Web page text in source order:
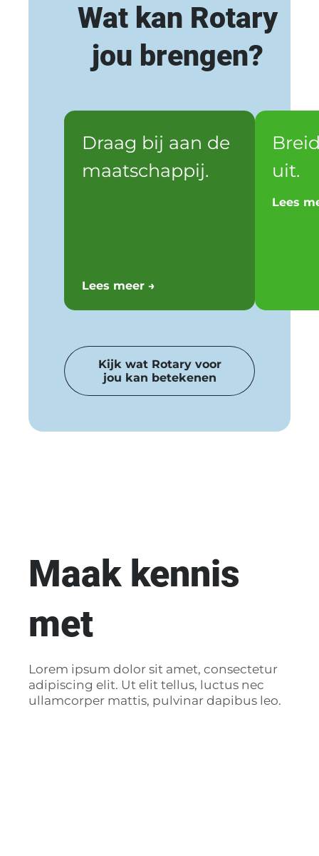
Wat kan Rotary
jou brengen?
Draag bij aan de
maatschappij.
Lees meer →
uit.
Lees
Kijk wat Rotary voor
jou kan betekenen
Maak kennis
met
Lorem ipsum dolor sit amet, consectetur
adipiscing elit. Ut elit tellus, luctus nec
ullamcorper mattis, pulvinar dapibus leo.